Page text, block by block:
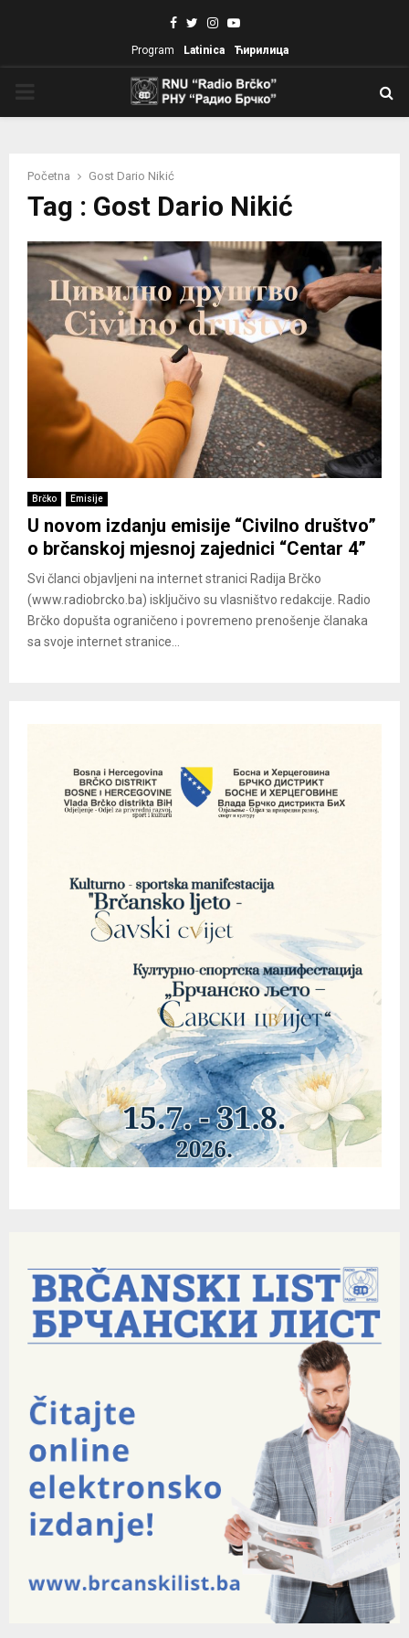
Facebook
TwitterInstagram
Youtube
Program Latinica Ћирилица
Početna Gost Dario Nikić
Tag : Gost Dario Nikić
Brčko Emisije
U novom izdanju emisije “Civilno društvo”
o brčanskoj mjesnoj zajednici “Centar 4”
Svi članci objavljeni na internet stranici Radija Brčko
(www.radiobrcko.ba) isključivo su vlasništvo redakcije. Radio
Brčko dopušta ograničeno i povremeno prenošenje članaka
sa svoje internet stranice...